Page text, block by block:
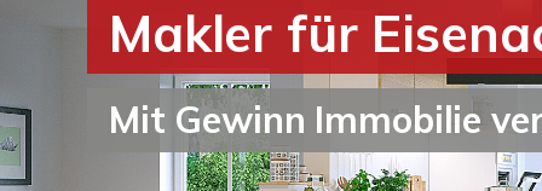
Makler für
Mit Gewinn Immobilie